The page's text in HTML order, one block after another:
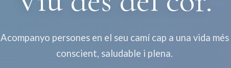
Acompanyo persones en el seu camí cap a una vida més
conscient, saludable i plena.